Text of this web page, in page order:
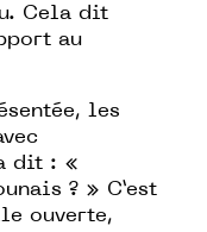
Cela dit
au
les
dit : «
? » C’est
ouverte,